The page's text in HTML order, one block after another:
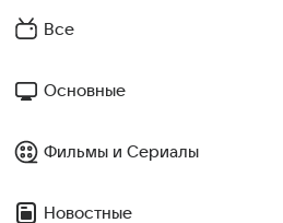
Все
Основные
Фильмы и Сериалы
Новостные